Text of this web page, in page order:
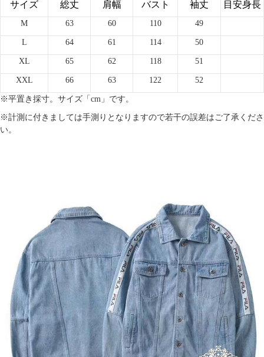
サイズ 総丈 肩幅 バスト 袖丈 目安身長
M 63 60 110 49
L 64 61 114 50
XL 65 62 118 51
XXL 66 63 122 52
※平置き採寸。サイズ「cm」です。
※計測に付きましては手測りとなりますので若干の誤差はご了承くださ
い。